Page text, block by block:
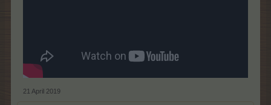
21 April 2019